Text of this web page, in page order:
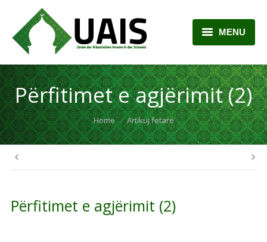
MENU
BALLINA
RRETH NESH
LAJME
KONTAKTI
Përfitimet e agjërimit (2)
You are here: Home Artikuj fetarë
Përfitimet e agjërimit (2)